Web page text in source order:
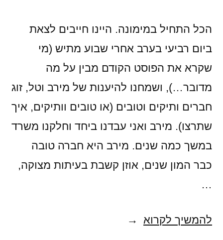
הכל התחיל במימונה. היינו חייבים לצאת
ביום רביעי בערב אחרי שבוע מתיש (מי
שקרא את הפוסט הקודם מבין על מה
מדובר…), ושמחנו להיענות של מירב וטל, זוג
חברים ותיקים וטובים (או טובים וותיקים, איך
שתרצו). מירב ואני עבדנו ביחד וחלקנו משרד
במשך כמה שנים. מירב היא חברה טובה
כבר המון שנים, אוזן קשבת בעיתות מצוקה,
…
להמשיך לקרוא איך